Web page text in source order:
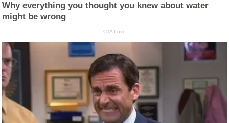
Why everything you thought you knew about water
might be wrong
CTA Love